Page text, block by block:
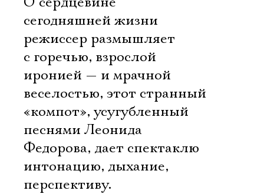
сегодняшней жизни
режиссер размышляет
с горечью, взрослой
иронией — и мрачной
веселостью, этот странный
«компот», усугубленный
песнями Леонида
Федорова, дает спектаклю
интонацию, дыхание,
перспективу.